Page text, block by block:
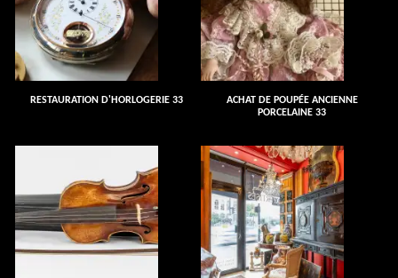
RESTAURATION D'HORLOGERIE 33
ACHAT DE POUPÉE ANCIENNE
PORCELAINE 33